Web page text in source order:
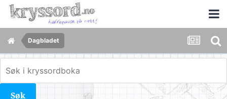
Dagbladet
Søk